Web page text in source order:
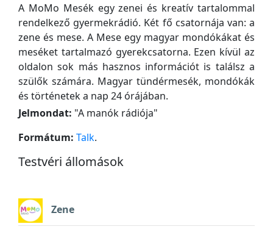
A MoMo Mesék egy zenei és kreatív tartalommal
rendelkező gyermekrádió. Két fő csatornája van: a
zene és mese. A Mese egy magyar mondókákat és
meséket tartalmazó gyerekcsatorna. Ezen kívül az
oldalon sok más hasznos információt is találsz a
szülők számára. Magyar tündérmesék, mondókák
és történetek a nap 24 órájában.
Jelmondat: "A manók rádiója"
Formátum: Talk.
Testvéri állomások
Zene